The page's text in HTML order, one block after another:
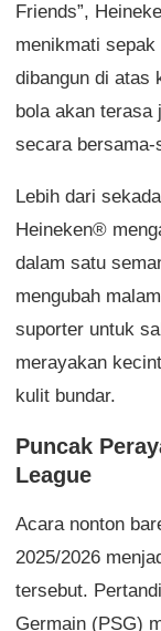
Friends”,
menikmati sepak
dibangun di atas
bola akan terasa
secara bersama-
Lebih dari
Heineken®
dalam satu
mengubah
suporter untuk
merayakan
kulit bundar.
Puncak
League
Acara nonton
2025/2026
tersebut.
Germain (PSG)